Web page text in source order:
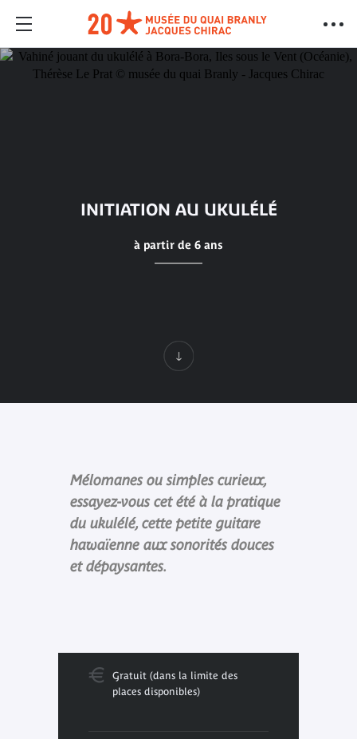
INITIATION AU UKULÉLÉ
à partir de 6 ans
Mélomanes ou simples curieux,
essayez-vous cet été à la pratique
du ukulélé, cette petite guitare
hawaïenne aux sonorités douces
et dépaysantes.
Gratuit (dans la limite des
places disponibles)